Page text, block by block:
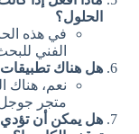
الحلول؟
في هذه
الفني
هل هناك تطبيقات
نعم، هناك
متجر جوجل
هل يمكن أن تؤدي